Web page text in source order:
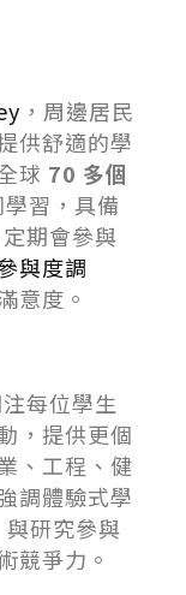
，周邊居民
供舒適的學
球 70 多個
學習，具備
期會參與
與度調
意度。
每位學生
，提供更個
、工程、健
調體驗式學
研究參與
競爭力。